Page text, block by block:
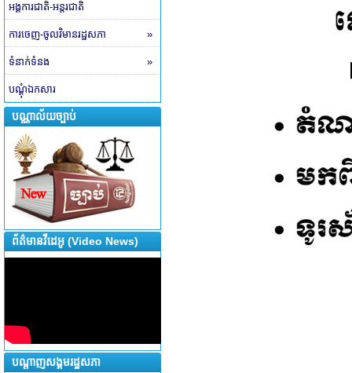
អង្គការជាតិ-អន្តរជាតិ
ការចេញ-ចូលវិមានរដ្ឋសភា »
ទំនាក់ទំនង »
បណ្តុំឯកសារ
បណ្ណាល័យច្បាប់
ព័ត៌មានវីដេអូ (Video News)
បណ្តាញសង្គមរដ្ឋសភា